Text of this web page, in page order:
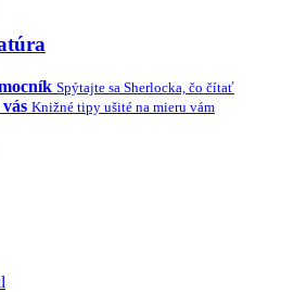
Spýtajte sa Sherlocka, čo čítať
Knižné tipy ušité na mieru vám